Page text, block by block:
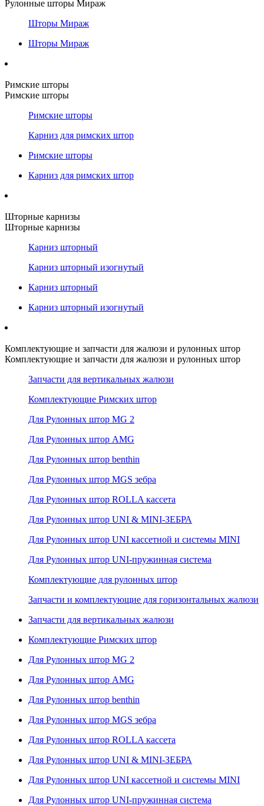
Рулонные шторы Мираж
Шторы Мираж
Шторы Мираж
Римские шторы
Римские шторы
Римские шторы
Карниз для римских штор
Римские шторы
Карниз для римских штор
Шторные карнизы
Шторные карнизы
Карниз шторный
Карниз шторный изогнутый
Карниз шторный
Карниз шторный изогнутый
Комплектующие и запчасти для жалюзи и рулонных штор
Комплектующие и запчасти для жалюзи и рулонных штор
Запчасти для вертикальных жалюзи
Комплектующие Римских штор
Для Рулонных штор MG 2
Для Рулонных штор AMG
Для Рулонных штор benthin
Для Рулонных штор MGS зебра
Для Рулонных штор ROLLA кассета
Для Рулонных штор UNI & MINI-ЗЕБРА
Для Рулонных штор UNI кассетной и системы MINI
Для Рулонных штор UNI-пружинная система
Комплектующие для рулонных штор
Запчасти и комплектующие для горизонтальных жалюзи
Запчасти для вертикальных жалюзи
Комплектующие Римских штор
Для Рулонных штор MG 2
Для Рулонных штор AMG
Для Рулонных штор benthin
Для Рулонных штор MGS зебра
Для Рулонных штор ROLLA кассета
Для Рулонных штор UNI & MINI-ЗЕБРА
Для Рулонных штор UNI кассетной и системы MINI
Для Рулонных штор UNI-пружинная система